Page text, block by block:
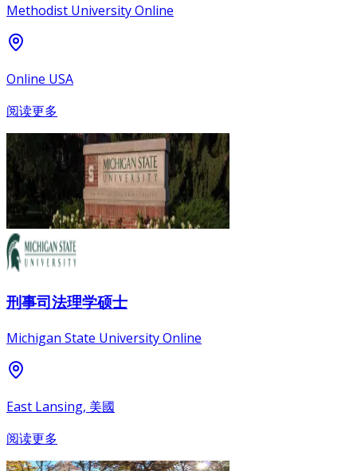
Methodist University Online
Online USA
阅读更多
刑事司法理学硕士
Michigan State University Online
East Lansing, 美國
阅读更多